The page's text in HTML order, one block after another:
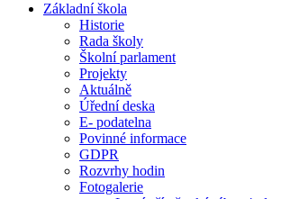
Základní škola
Historie
Rada školy
Školní parlament
Projekty
Aktuálně
Úřední deska
E- podatelna
Povinné informace
GDPR
Rozvrhy hodin
Fotogalerie